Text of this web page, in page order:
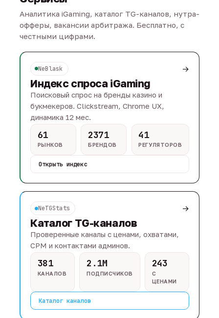
Аналитика iGaming, каталог TG-каналов, нутра-
офферы, вакансии арбитража. Бесплатно, с
честными цифрами.
NeBlask →
Индекс спроса iGaming
Поисковый спрос на бренды казино и
букмекеров. Clickstream, Chrome UX,
динамика 12 мес.
61
РЫНКОВ
2371
БРЕНДОВ
41
РЕГУЛЯТОРОВ
Открыть индекс
NeTGStats →
Каталог TG-каналов
Проверенные каналы с ценами, охватами,
CPM и контактами админов.
381
КАНАЛОВ
2.1M
ПОДПИСЧИКОВ
243
С
ЦЕНАМИ
Каталог каналов